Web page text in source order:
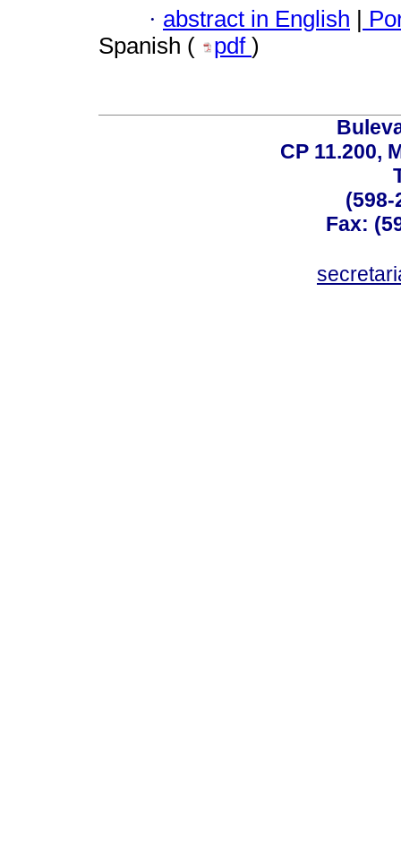
· abstract in English |
Spanish (
pdf )
CP 11.200,
(598-
Fax: